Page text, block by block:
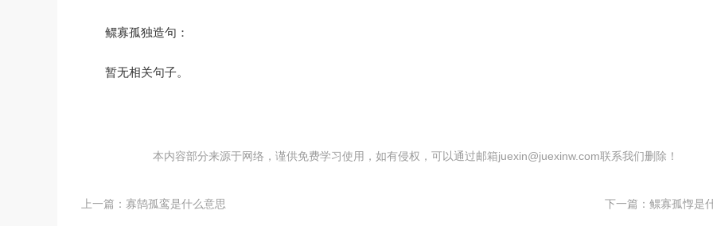
鳏寡孤独造句：
暂无相关句子。
本内容部分来源于网络，谨供免费学习使用，如有侵权，可以通过邮箱juexin@juexinw.com联系我们删除！
上一篇： 寡鹄孤鸾是什么意思 下一篇： 鳏寡孤惸是